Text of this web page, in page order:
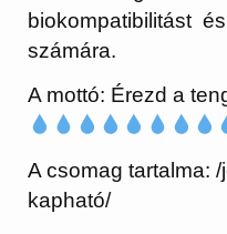
biokompatibilitást
számára.
A mottó: Érezd a
A csomag tartalma:
kapható/